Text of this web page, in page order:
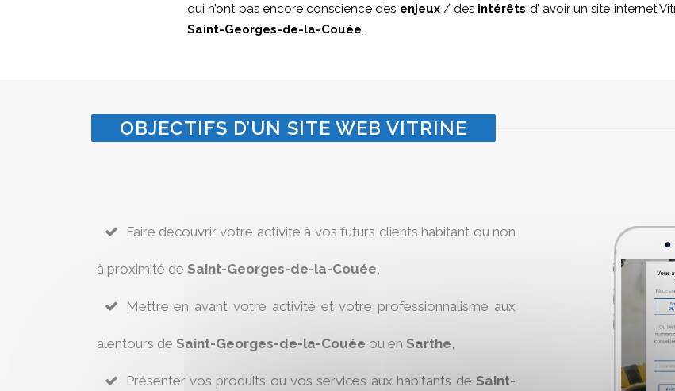
qui n’ont pas encore conscience des enjeux/ des intérêts d’ avoir un site internet
Saint-Georges-de-la-Couée.
OBJECTIFS D’UN SITE WEB VITRINE
Faire découvrir votre activité à vos futurs clients habitant ou non
à proximité de Saint-Georges-de-la-Couée
Mettre en avant votre activité et votre professionnalisme aux
alentours de Saint-Georges-de-la-Couée ou en Sarthe
Présenter vos produits ou vos services aux habitants de Saint-